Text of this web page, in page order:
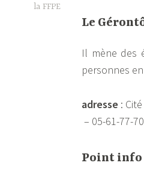
la FFPE
Le
Il mène des
personnes
adresse :
– 05-61-77-
Point info